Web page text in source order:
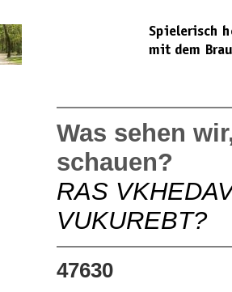
Was sehen
schauen?
RAS
VUKUREBT?
47630